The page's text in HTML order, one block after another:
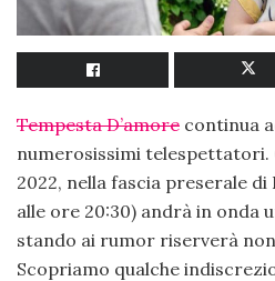
Tempesta D’amore continua
numerosissimi telespettatori.
2022, nella fascia preserale di
alle ore 20:30) andrà in onda
stando ai rumor riserverà
Scopriamo qualche